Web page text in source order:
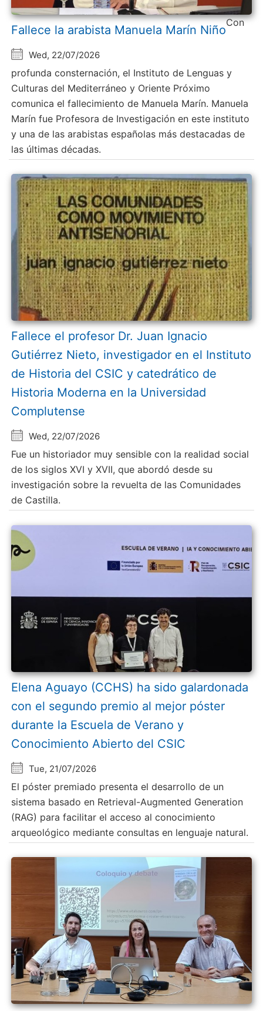
Fallece la arabista Manuela Marín Niño
Wed, 22/07/2026
Con
profunda consternación, el Instituto de Lenguas y
Culturas del Mediterráneo y Oriente Próximo
comunica el fallecimiento de Manuela Marín. Manuela
Marín fue Profesora de Investigación en este instituto
y una de las arabistas españolas más destacadas de
las últimas décadas.
Fallece el profesor Dr. Juan Ignacio
Gutiérrez Nieto, investigador en el Instituto
de Historia del CSIC y catedrático de
Historia Moderna en la Universidad
Complutense
Wed, 22/07/2026
Fue un historiador muy sensible con la realidad social
de los siglos XVI y XVII, que abordó desde su
investigación sobre la revuelta de las Comunidades
de Castilla.
Elena Aguayo (CCHS) ha sido galardonada
con el segundo premio al mejor póster
durante la Escuela de Verano y
Conocimiento Abierto del CSIC
Tue, 21/07/2026
El póster premiado presenta el desarrollo de un
sistema basado en Retrieval-Augmented Generation
(RAG) para facilitar el acceso al conocimiento
arqueológico mediante consultas en lenguaje natural.